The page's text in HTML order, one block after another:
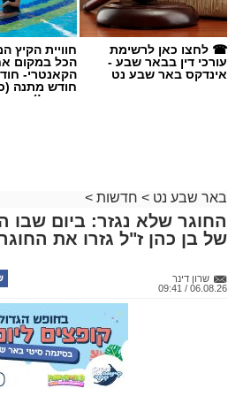
בתום דיון טעון, אמוציונלי
שבע את דרישת האופוזיציה
שמעון טובול. הדיון חשף פערים
בעיר: בעוד האופוזיציה זעקה
לאלימות", ראש העיר והיועץ
את טובול, וקבעו כי הכרעה
☎ לחצו כאן לרשימת
עורכי דין בבאר שבע -
אינדקס באר שבע נט
חוויית הקיץ
הכל במקום
הקאנטרי-
חודש מתנה
החגים!)
באר שבע נט > חדשות >
החוגר שלא נגזר: ביום
של בן כהן ז"ל גזרו את
שרון דינר
06.08.26 / 09:41